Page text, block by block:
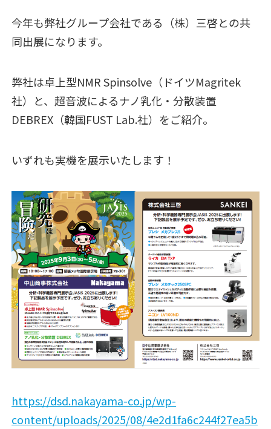
今年も弊社グループ会社である（株）三啓との共
同出展になります。
弊社は卓上型NMR Spinsolve（ドイツMagritek
社）と、超音波によるナノ乳化・分散装置
DEBREX（韓国FUST Lab.社）をご紹介。
いずれも実機を展示いたします！
https://dsd.nakayama-co.jp/wp-
content/uploads/2025/08/4e2d1fa6c244f27ea5b